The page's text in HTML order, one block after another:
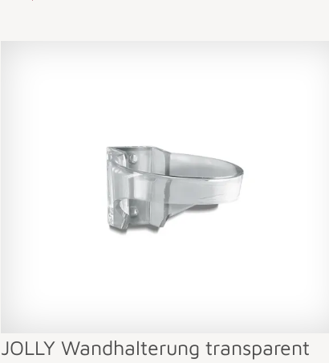
JOLLY Wandhalterung transparent